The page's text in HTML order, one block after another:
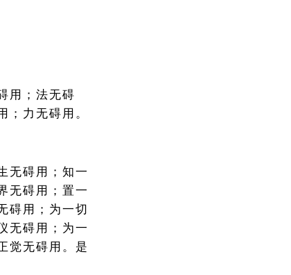
用；法无碍
；力无碍用。
无碍用；知一
无碍用；置一
碍用；为一切
无碍用；为一
觉无碍用。是